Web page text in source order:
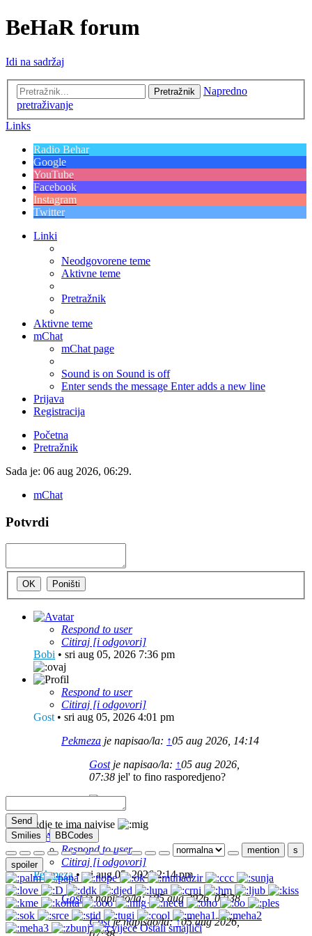
BeHaR forum
Idi na sadržaj
Pretražnik
Napredno
pretraživanje
Links
Radio Behar
Google
YouTube
Facebook
Instagram
Twitter
Linki
Neodgovorene teme
Aktivne teme
Pretražnik
Aktivne teme
mChat
mChat page
Sound is on Sound is off
Enter sends the message Enter adds a new line
Prijava
Registracija
Početna
Pretražnik
Sada je: 06 aug 2026, 06:29.
mChat
Potvrdi
Respond to user
Citiraj [i odgovori]
Bobi • sri aug 05, 2026 7:36 pm
Respond to user
Citiraj [i odgovori]
Gost • sri aug 05, 2026 4:01 pm
Pekmeza je napisao/la: ↑05 aug 2026, 14:14
Gostje napisao/la: ↑05 aug 2026,
07:38 jel' to fino rasporedjeno?
nije :(
gdje te ima najvise
Respond to user
Citiraj [i odgovori]
Pekmeza•sri aug 05, 2026 2:14 pm
Gostje napisao/la:↑05 aug 2026, 07:38
Gostje napisao/la:↑05 aug 2026,
Send
Smilies
BBCodes
mention
s
spoiler
Ostali smajlići